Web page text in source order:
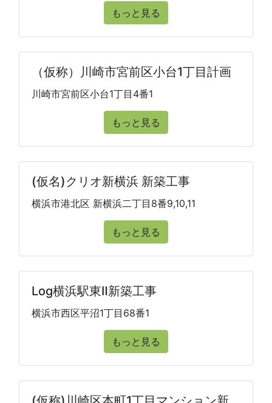
もっと見る
（仮称）川崎市宮前区小台1丁目計画
川崎市宮前区小台1丁目4番1
もっと見る
(仮名)クリオ新横浜 新築工事
横浜市港北区 新横浜二丁目8番9,10,11
もっと見る
Log横浜駅東Ⅱ新築工事
横浜市西区平沼1丁目68番1
もっと見る